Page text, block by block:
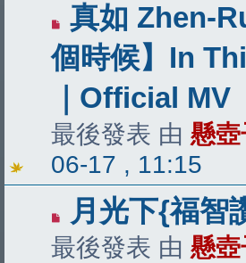
真如 Zhen-
個時候】In
｜Official MV
最後發表 由 懸壺
06-17 , 11:15
月光下{福智
最後發表 由 懸壺